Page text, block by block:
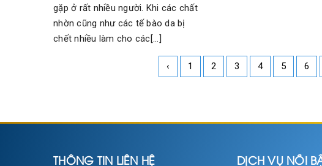
gặp ở rất nhiều người. Khi các chất
nhờn cũng như các tế bào da bị
chết nhiều làm cho các[...]
‹ 1 2 3 4 5 6
THÔNG TIN LIÊN HỆ DỊCH VỤ NỔI